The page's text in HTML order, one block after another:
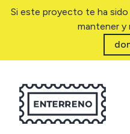
Si este proyecto te ha sido
mantener y